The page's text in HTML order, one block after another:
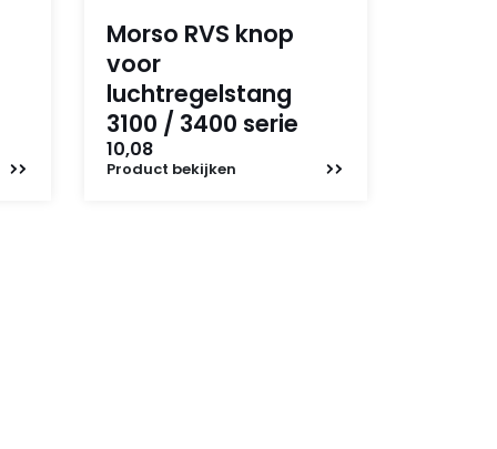
Morso RVS knop
voor
luchtregelstang
3100 / 3400 serie
10,08
Product bekijken